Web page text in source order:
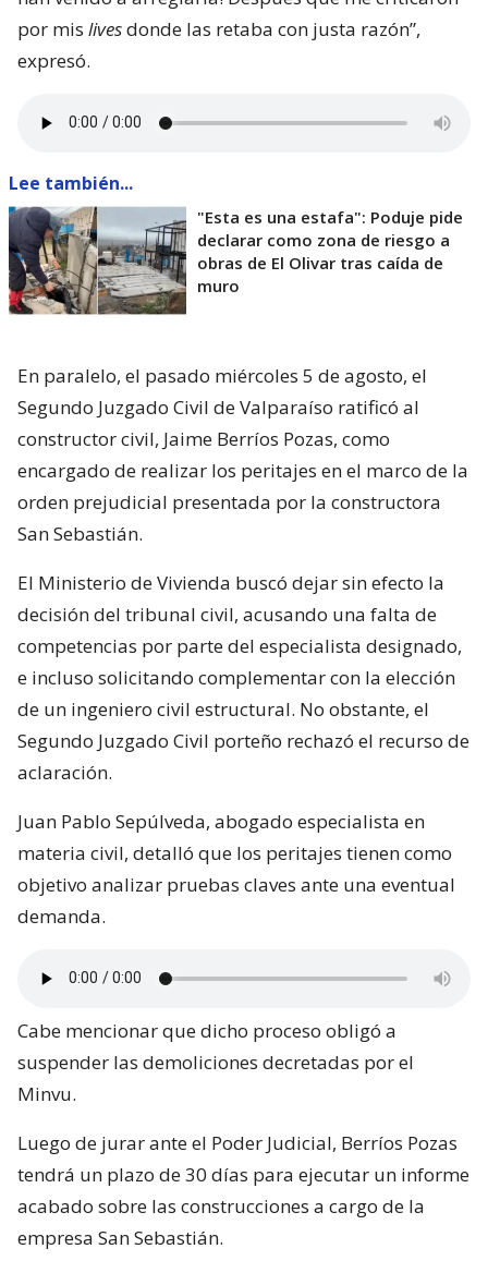
por mis livesdonde las retaba con justa razón”,
expresó.
Lee también...
"Esta es una estafa": Poduje pide
declarar como zona de riesgo a
obras de El Olivar tras caída de
muro
En paralelo, el pasado miércoles 5 de agosto, el
Segundo Juzgado Civil de Valparaíso ratificó al
constructor civil, Jaime Berríos Pozas, como
encargado de realizar los peritajes en el marco de la
orden prejudicial presentada por la constructora
San Sebastián.
El Ministerio de Vivienda buscó dejar sin efecto la
decisión del tribunal civil, acusando una falta de
competencias por parte del especialista designado,
e incluso solicitando complementar con la elección
de un ingeniero civil estructural. No obstante, el
Segundo Juzgado Civil porteño rechazó el recurso de
aclaración.
Juan Pablo Sepúlveda, abogado especialista en
materia civil, detalló que los peritajes tienen como
objetivo analizar pruebas claves ante una eventual
demanda.
Cabe mencionar que dicho proceso obligó a
suspender las demoliciones decretadas por el
Minvu.
Luego de jurar ante el Poder Judicial, Berríos Pozas
tendrá un plazo de 30 días para ejecutar un informe
acabado sobre las construcciones a cargo de la
empresa San Sebastián.